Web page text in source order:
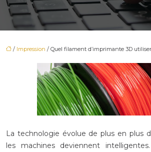
/ Impression / Quel filament d’imprimante 3D
La technologie évolue de plus en plus
les machines deviennent